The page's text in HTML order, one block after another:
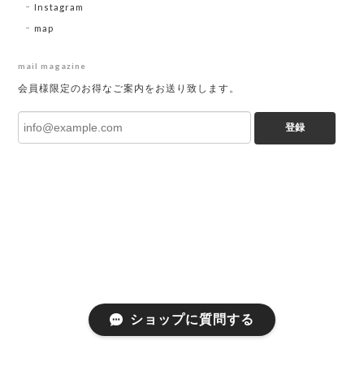
Instagram
map
mail magazine
会員様限定のお得なご案内をお送り致します。
登録
ショップに質問する